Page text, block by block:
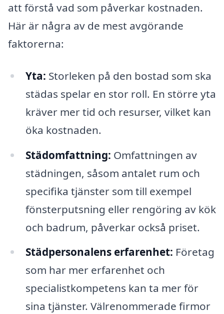
att förstå vad som påverkar kostnaden.
Här är några av de mest avgörande
faktorerna:
Yta: Storleken på den bostad som ska
städas spelar en stor roll. En större yta
kräver mer tid och resurser, vilket kan
öka kostnaden.
Städomfattning: Omfattningen av
städningen, såsom antalet rum och
specifika tjänster som till exempel
fönsterputsning eller rengöring av kök
och badrum, påverkar också priset.
Städpersonalens erfarenhet: Företag
som har mer erfarenhet och
specialistkompetens kan ta mer för
sina tjänster. Välrenommerade firmor